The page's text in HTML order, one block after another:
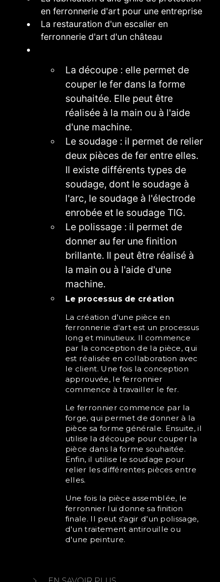
en ferronnerie d'art pour une entreprise
La restauration d'un escalier en
ferronnerie d'art d'un château
La découpe : elle permet de
couper le fer dans la forme
souhaitée. Elle peut être
réalisée à la main ou à l'aide
d'une machine.
Le soudage : il permet de relier
deux pièces de fer entre elles.
Il existe différents types de
soudage, dont le soudage à
l'arc, le soudage à l'électrode
enrobée et le soudage TIG.
Le polissage : il permet de
donner au fer une finition
brillante. Il peut être réalisé à
la main ou à l'aide d'une
machine.
Le processus de création
La création d'une pièce en
ferronnerie d'art est un processus
long et minutieux. Il commence
par la conception de la pièce, qui
est réalisée en collaboration avec
le client. Une fois la conception
approuvée, le ferronnier
commence à travailler le fer.
Le ferronnier commence par la
forge, qui permet de donner à la
pièce sa forme générale. Ensuite, il
utilise la découpe pour couper la
pièce dans la forme souhaitée.
Enfin, il utilise le soudage pour
relier les différentes pièces entre
elles.
Une fois la pièce assemblée, le
ferronnier lui donne sa finition
finale. Il peut s'agir d'un polissage,
d'un traitement antirouille ou
d'une peinture.